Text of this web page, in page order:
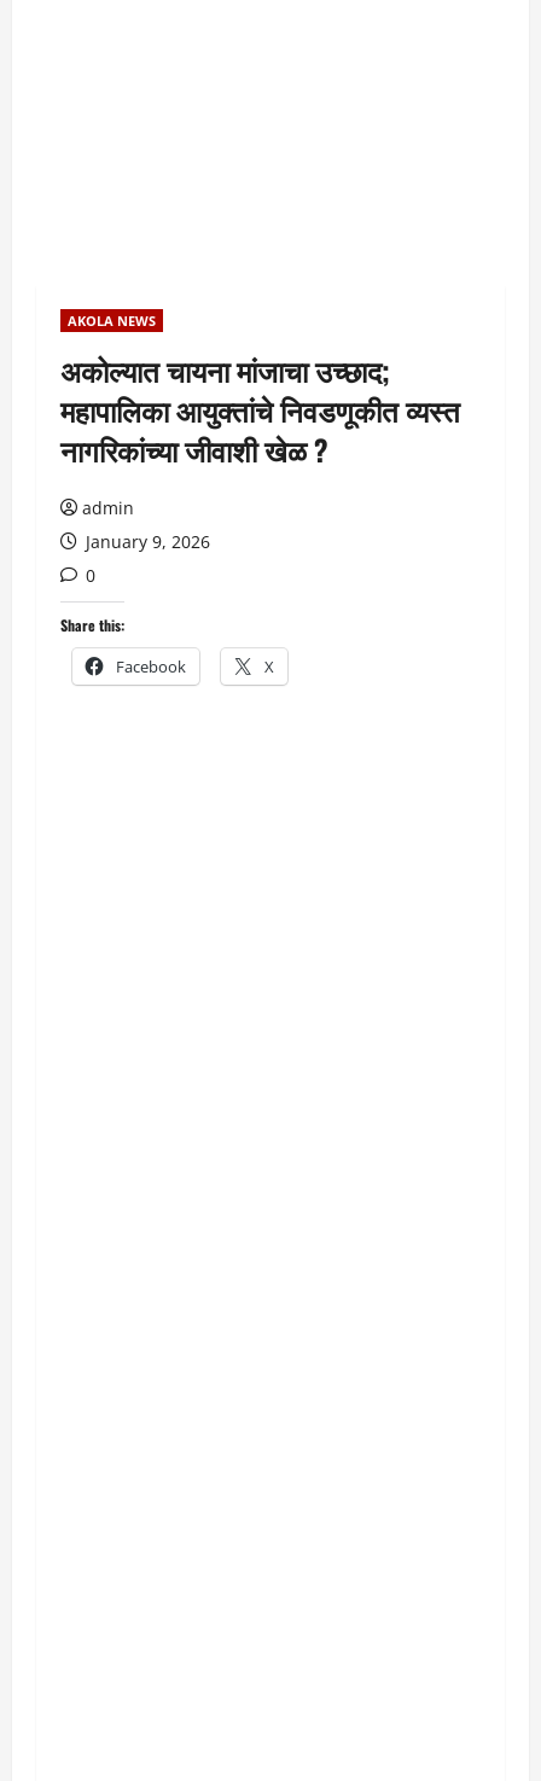
AKOLA NEWS
अकोल्यात चायना मांजाचा उच्छाद;
महापालिका आयुक्तांचे निवडणूकीत व्यस्त
नागरिकांच्या जीवाशी खेळ ?
admin
January 9, 2026
0
Share this:
Facebook X